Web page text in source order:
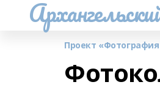
Проект